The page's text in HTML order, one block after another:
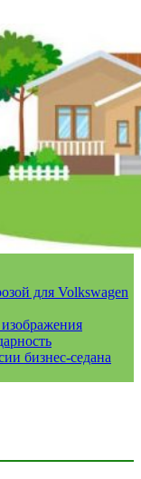
для Volkswagen
бизнес-седана